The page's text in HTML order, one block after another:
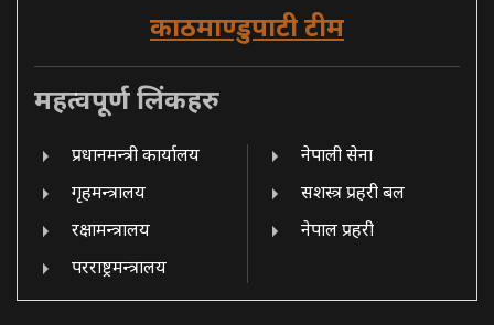
काठमाण्डुपाटी टीम
महत्वपूर्ण लिंकहरु
प्रधानमन्त्री कार्यालय
गृहमन्त्रालय
रक्षामन्त्रालय
परराष्ट्रमन्त्रालय
नेपाली सेना
सशस्त्र प्रहरी बल
नेपाल प्रहरी